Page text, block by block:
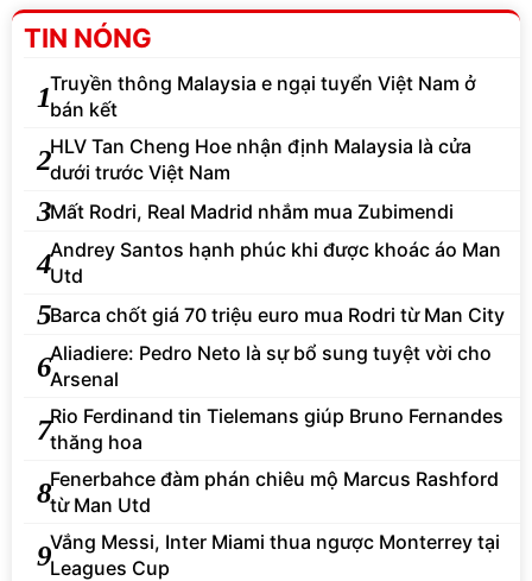
TIN NÓNG
1Truyền thông Malaysia e ngại tuyển Việt Nam ở
bán kết
2HLV Tan Cheng Hoe nhận định Malaysia là cửa
dưới trước Việt Nam
3Mất Rodri, Real Madrid nhắm mua Zubimendi
4Andrey Santos hạnh phúc khi được khoác áo Man
Utd
5Barca chốt giá 70 triệu euro mua Rodri từ Man City
6Aliadiere: Pedro Neto là sự bổ sung tuyệt vời cho
Arsenal
7Rio Ferdinand tin Tielemans giúp Bruno Fernandes
thăng hoa
8Fenerbahce đàm phán chiêu mộ Marcus Rashford
từ Man Utd
9Vắng Messi, Inter Miami thua ngược Monterrey tại
Leagues Cup